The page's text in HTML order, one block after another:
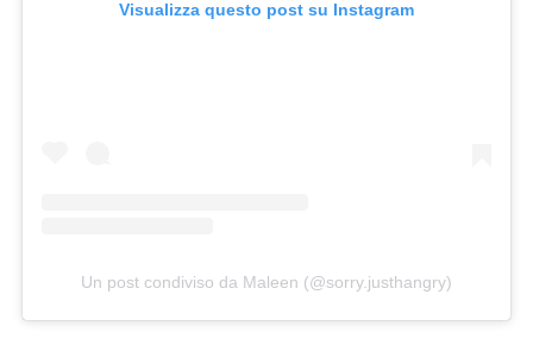
Visualizza questo post su Instagram
Un post condiviso da Maleen (@sorry.justhangry)